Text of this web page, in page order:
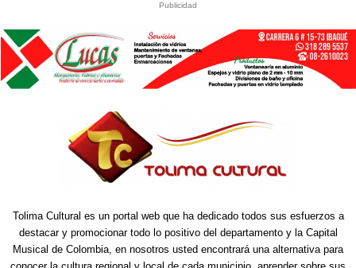
Publicidad
Tolima Cultural es un portal web que ha dedicado todos sus esfuerzos a
destacar y promocionar todo lo positivo del departamento y la Capital
Musical de Colombia, en nosotros usted encontrará una alternativa para